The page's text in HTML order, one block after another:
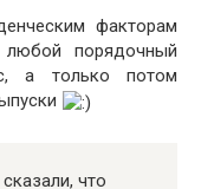
факторам
порядочный
а только потом
что